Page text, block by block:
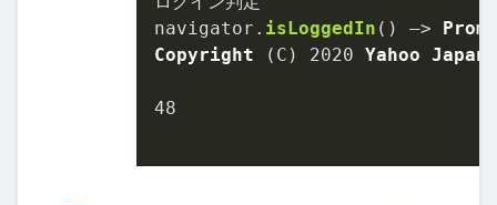
navigator. isLoggedIn () –>
Copyright (C) 2020 Yahoo Japan
48